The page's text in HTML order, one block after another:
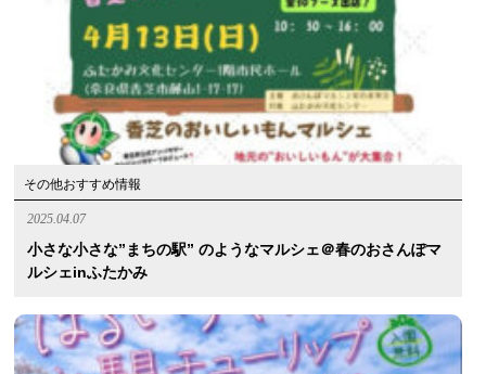
その他おすすめ情報
2025.04.07
小さな小さな”まちの駅” のようなマルシェ＠春のおさんぽマ
ルシェinふたかみ